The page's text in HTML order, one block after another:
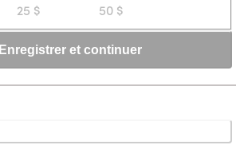
25 $ 50 $
Enregistrer et continuer